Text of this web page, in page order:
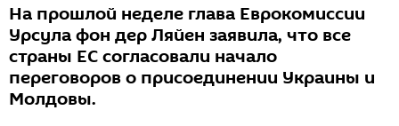
На прошлой неделе глава Еврокомиссии
Урсула фон дер Ляйен заявила, что все
страны ЕС согласовали начало
переговоров о присоединении Украины и
Молдовы.